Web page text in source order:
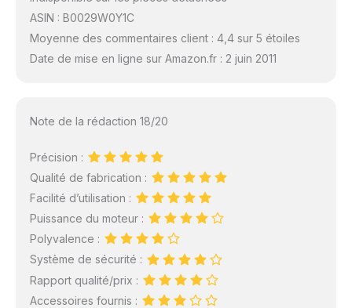
ASIN : B0029W0Y1C
Moyenne des commentaires client : 4,4 sur 5 étoiles
Date de mise en ligne sur Amazon.fr : 2 juin 2011
Note de la rédaction 18/20
Précision :
Qualité de fabrication :
Facilité d’utilisation :
Puissance du moteur :
Polyvalence :
Système de sécurité :
Rapport qualité/prix :
Accessoires fournis :